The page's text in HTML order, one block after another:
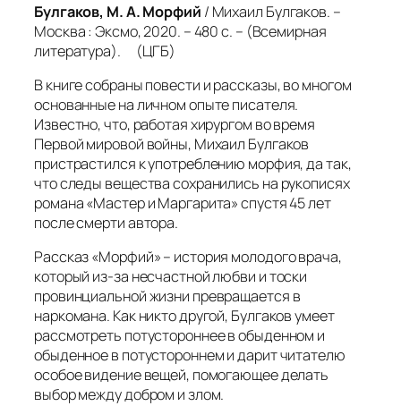
Булгаков, М. А. Морфий / Михаил Булгаков. –
Москва : Эксмо, 2020. – 480 с. – (Всемирная
литература). (ЦГБ)
В книге собраны повести и рассказы, во многом
основанные на личном опыте писателя.
Известно, что, работая хирургом во время
Первой мировой войны, Михаил Булгаков
пристрастился к употреблению морфия, да так,
что следы вещества сохранились на рукописях
романа «Мастер и Маргарита» спустя 45 лет
после смерти автора.
Рассказ «Морфий» – история молодого врача,
который из-за несчастной любви и тоски
провинциальной жизни превращается в
наркомана. Как никто другой, Булгаков умеет
рассмотреть потустороннее в обыденном и
обыденное в потустороннем и дарит читателю
особое видение вещей, помогающее делать
выбор между добром и злом.